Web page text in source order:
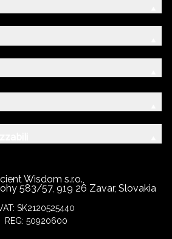
Wisdom s.r.o.,
583/57, 919 26 Zavar, Slovakia
SK2120525440
REG: 50920600